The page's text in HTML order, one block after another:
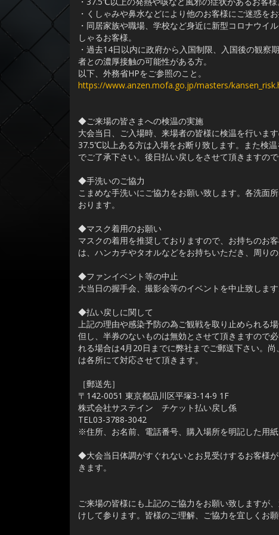
・くしゃみや鼻水などにより他のお客様にご迷惑を
・同居家族や職場、学校など身近に新型コロナウイ
しゃるお客様。
・過去14日以内に政府から入国制限、入国後の観
者との濃厚接触の可能性がある方。
以下、外務省HPをご参照のこと。
https://www.anzen.mofa.go.jp/masters/
◆ご来場の皆さまへの検温の実施
大会当日、ご入場時、来場者の皆様に検温を行いま
37.5℃以上ある方は入場をお断り致します。また検
でご了承下さい。後日払い戻しをさせて頂きますの
◆手洗いのご協力
こまめな手洗いにご協力をお願い致します。各洗面
おります。
◆マスク着用のお願い
マスクの着用を推奨しておりますので、お持ちのお
は、ハンカチやタオルなどをお持ちいただき、周り
◆ファンイベント等の中止
大当日の握手会、撮影会等のイベントを中止致しま
◆払い戻しに関して
上記の理由や感染予防の為ご観戦を取り止められる
但し、半券のないものは無効とさせて頂きますので
れる場合は4月20日までに弊社までご郵送下さい。
は各所にて対応させて頂きます。
［郵送先］
〒142-0051 東京都品川区平塚3-14-9 1F
株式会社サステイン チケット払い戻し係
TEL03-3788-3042
※住所、お名前、電話番号、購入場所を明記した用紙
◆大会当日体調がすぐれないとお見受けするお客様
きます。
ご来場の皆様にも上記のご協力をお願い致しますが
けして参ります。皆様のご理解、ご協力を宜しくお願